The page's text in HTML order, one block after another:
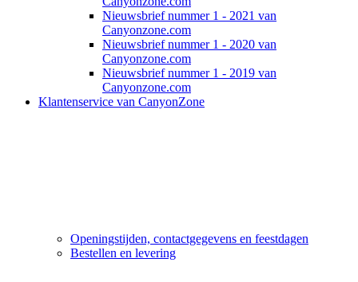
Nieuwsbrief nummer 1 - 2021 van
Canyonzone.com
Nieuwsbrief nummer 1 - 2020 van
Canyonzone.com
Nieuwsbrief nummer 1 - 2019 van
Canyonzone.com
Klantenservice van CanyonZone
Openingstijden, contactgegevens en feestdagen
Bestellen en levering